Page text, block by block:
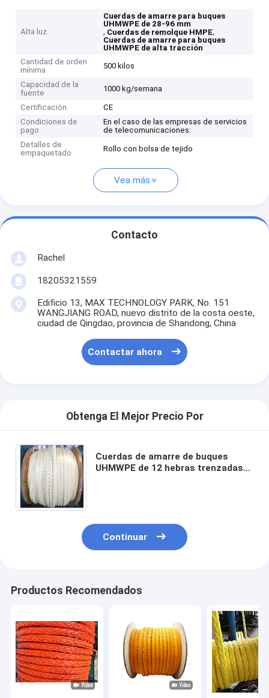
Alta luz
Cuerdas de amarre para buques
UHMWPE de 28-96 mm
, Cuerdas de remolque HMPE,
Cuerdas de amarre para buques
UHMWPE de alta tracción
Cantidad de orden
mínima
500 kilos
Capacidad de la
fuente
1000 kg/semana
Certificación
CE
Condiciones de
pago
En el caso de las empresas de servicios
de telecomunicaciones:
Detalles de
empaquetado
Rollo con bolsa de tejido
Vea más
Contacto
Rachel
18205321559
Edificio 13, MAX TECHNOLOGY PARK, No. 151
WANGJIANG ROAD, nuevo distrito de la costa oeste,
ciudad de Qingdao, provincia de Shandong, China
Contactar ahora
Obtenga El Mejor Precio Por
Cuerdas de amarre de buques
UHMWPE de 12 hebras trenzadas
Continuar
Productos Recomendados